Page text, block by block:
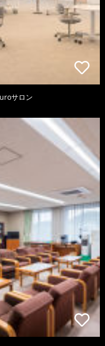
サロン